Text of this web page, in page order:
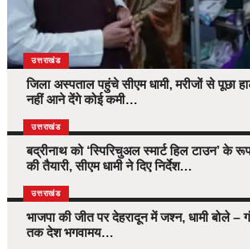
उत्तराखंड
जिला अस्पताल पहुंचे सीएम धामी, मरीजों से पूछा
नहीं आने देंगे कोई कमी…
उत्तराखंड
बद्रीनाथ को ‘स्पिरिचुअल स्मार्ट हिल टाउन’ के
की तैयारी, सीएम धामी ने दिए निर्देश…
उत्तराखंड
भाजपा की जीत पर देहरादून में जश्न, धामी बोले –
तक देश भगवामय…